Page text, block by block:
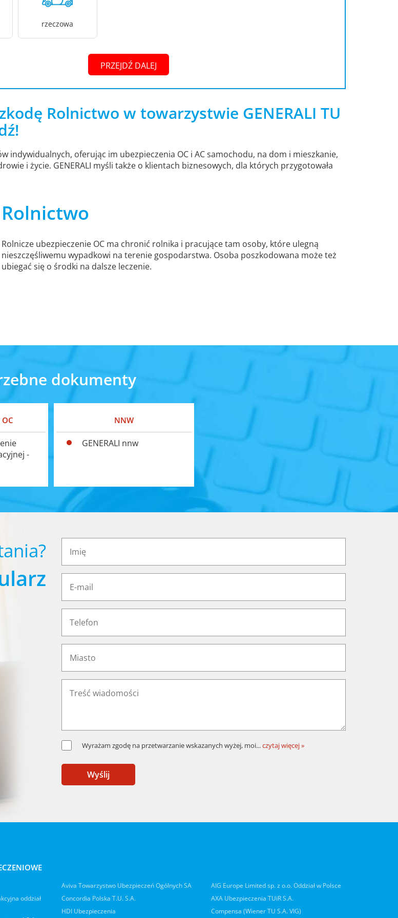
rzeczowa
PRZEJDŹ DALEJ
Rolnictwo w towarzystwie GENERALI TU
indywidualnych, oferując im ubezpieczenia OC i AC samochodu, na dom i mieszkanie,
i życie. GENERALI myśli także o klientach biznesowych, dla których przygotowała
Rolnictwo
Rolnicze ubezpieczenie OC ma chronić rolnika i pracujące tam osoby, które ulegną
nieszczęśliwemu wypadkowi na terenie gospodarstwa. Osoba poszkodowana może też
ubiegać się o środki na dalsze leczenie.
dokumenty
-
NNW
GENERALI nnw
Wyrażam zgodę na przetwarzanie wskazanych wyżej, moi...czytaj więcej »
Wyślij
oddział
Aviva Towarzystwo Ubezpieczeń Ogólnych SA
Concordia Polska T.U. S.A.
HDI Ubezpieczenia
AIG Europe Limited sp. z o.o. Oddział w Polsce
AXA Ubezpieczenia TUiR S.A.
Compensa (Wiener TU S.A. VIG)